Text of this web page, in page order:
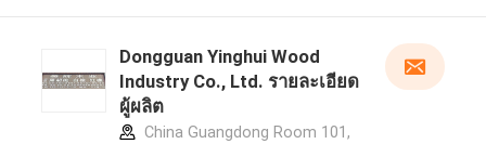
Dongguan Yinghui Wood
Industry Co., Ltd. รายละเอียด
ผู้ผลิต
China Guangdong Room 101,